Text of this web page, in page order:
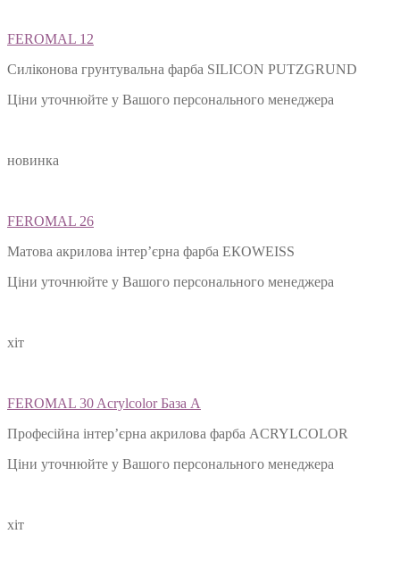
FEROMAL 12
Силіконова грунтувальна фарба SILIСON PUTZGRUND
Ціни уточнюйте у Вашого персонального менеджера
новинка
FEROMAL 26
Матова акрилова інтер’єрна фарба ЕКОWEISS
Ціни уточнюйте у Вашого персонального менеджера
хіт
FEROMAL 30 Acrylcolor База А
Професійна інтер’єрна акрилова фарба ACRYLCOLOR
Ціни уточнюйте у Вашого персонального менеджера
хіт